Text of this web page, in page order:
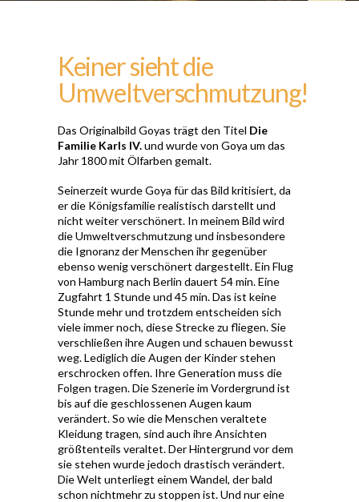
Keiner sieht die
Umweltverschmutzung!
Das Originalbild Goyas trägt den Titel Die
Familie Karls IV.und wurde von Goya um das
Jahr 1800 mit Ölfarben gemalt.
Seinerzeit wurde Goya für das Bild kritisiert, da
er die Königsfamilie realistisch darstellt und
nicht weiter verschönert. In meinem Bild wird
die Umweltverschmutzung und insbesondere
die Ignoranz der Menschen ihr gegenüber
ebenso wenig verschönert dargestellt. Ein Flug
von Hamburg nach Berlin dauert 54 min. Eine
Zugfahrt 1 Stunde und 45 min. Das ist keine
Stunde mehr und trotzdem entscheiden sich
viele immer noch, diese Strecke zu fliegen. Sie
verschließen ihre Augen und schauen bewusst
weg. Lediglich die Augen der Kinder stehen
erschrocken offen. Ihre Generation muss die
Folgen tragen. Die Szenerie im Vordergrund ist
bis auf die geschlossenen Augen kaum
verändert. So wie die Menschen veraltete
Kleidung tragen, sind auch ihre Ansichten
größtenteils veraltet. Der Hintergrund vor dem
sie stehen wurde jedoch drastisch verändert.
Die Welt unterliegt einem Wandel, der bald
schon nichtmehr zu stoppen ist. Und nur eine